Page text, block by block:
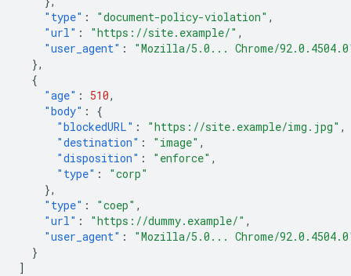
"type" : "document-policy-violation" ,
"url" : "https://site.example/" ,
"user_agent" :
"Mozilla/5.0... Chrome/
},
{
"age" : 510,
"body" :
{
"blockedURL" : "https://site.example/img.jpg" ,
"destination" : "image" ,
"disposition" : "enforce" ,
"type" :
"corp"
},
"type" : "coep" ,
"url" : "https://dummy.example/" ,
"user_agent" :
"Mozilla/5.0... Chrome/
}
]